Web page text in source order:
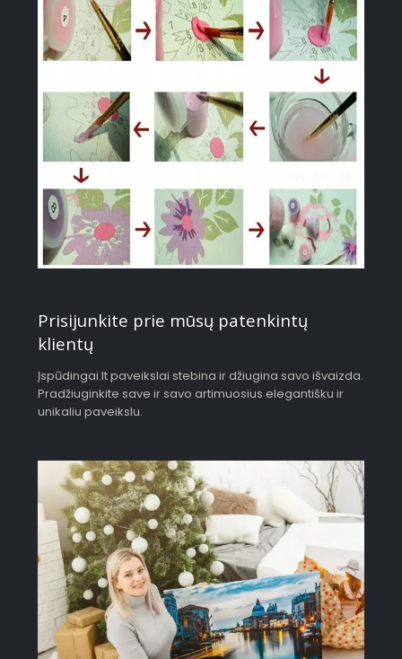
Prisijunkite prie mūsų patenkintų
klientų
Įspūdingai.lt paveikslai stebina ir džiugina savo išvaizda.
Pradžiuginkite save ir savo artimuosius elegantišku ir
unikaliu paveikslu.